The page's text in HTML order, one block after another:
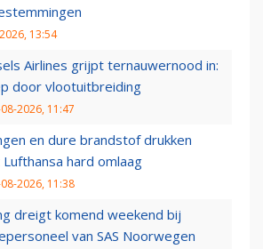
13:54
Airlines grijpt ternauwernood in:
door vlootuitbreiding
2026, 11:47
en dure brandstof drukken
hard omlaag
2026, 11:38
dreigt komend weekend bij
van SAS Noorwegen